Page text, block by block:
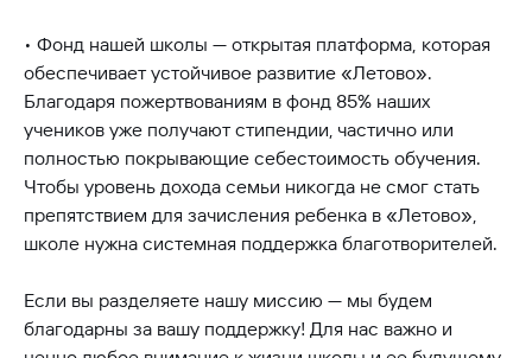
• Фонд нашей школы — открытая платформа, которая
обеспечивает устойчивое развитие «Летово».
Благодаря пожертвованиям в фонд 85% наших
учеников уже получают стипендии, частично или
полностью покрывающие себестоимость обучения.
Чтобы уровень дохода семьи никогда не смог стать
препятствием для зачисления ребенка в «Летово»,
школе нужна системная поддержка благотворителей.
Если вы разделяете нашу миссию — мы будем
благодарны за вашу поддержку! Для нас важно и